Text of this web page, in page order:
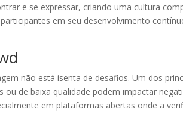
e se expressar, criando uma cultura
em seu desenvolvimento
não está isenta de desafios. Um dos
de baixa qualidade podem impactar
em plataformas abertas onde a